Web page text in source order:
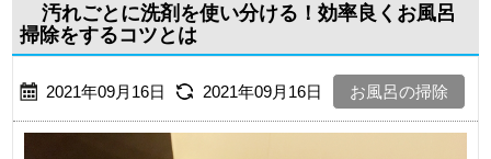
汚れごとに洗剤を使い分ける！効率良くお風呂
掃除をするコツとは
2021年09月16日 2021年09月16日 お風呂の掃除